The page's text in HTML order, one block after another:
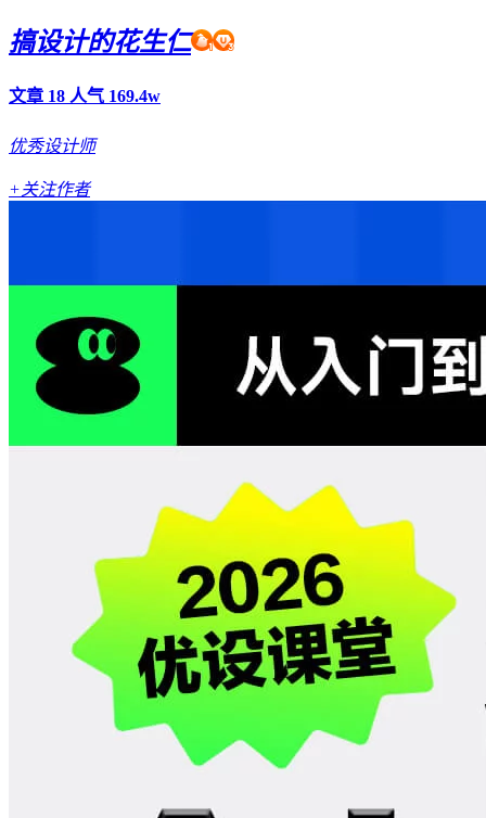
搞设计的花生仁
文章 18 人气 169.4w
优秀设计师
+关注作者